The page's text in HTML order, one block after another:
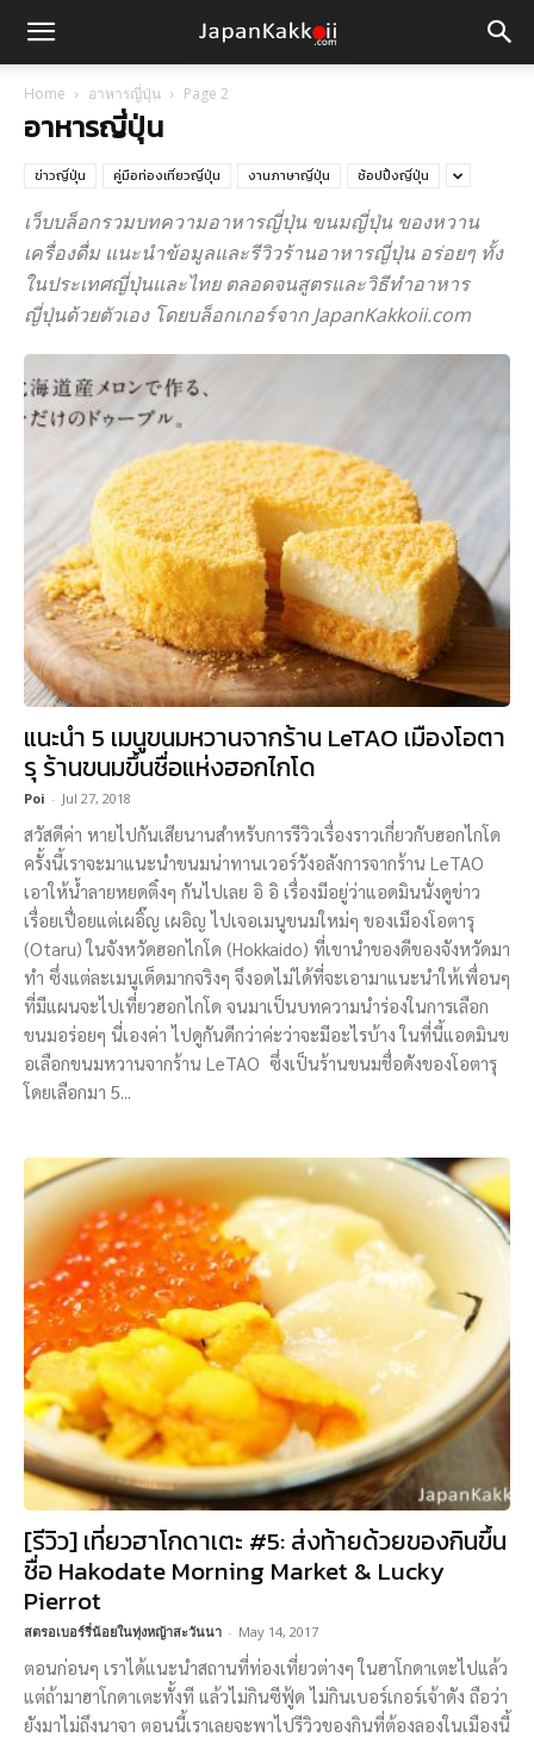
Home อาหารญี่ปุ่น Page 2
อาหารญี่ปุ่น
ข่าวญี่ปุ่น คู่มือท่องเที่ยวญี่ปุ่น งานภาษาญี่ปุ่น ช้อปปิ้งญี่ปุ่น
เว็บบล็อกรวมบทความอาหารญี่ปุ่น ขนมญี่ปุ่น ของหวาน
เครื่องดื่ม แนะนำข้อมูลและรีวิวร้านอาหารญี่ปุ่น อร่อยๆ ทั้ง
ในประเทศญี่ปุ่นและไทย ตลอดจนสูตรและวิธีทำอาหาร
ญี่ปุ่นด้วยตัวเอง โดยบล็อกเกอร์จาก JapanKakkoii.com
แนะนำ 5 เมนูขนมหวานจากร้าน LeTAO เมืองโอตา
รุ ร้านขนมขึ้นชื่อแห่งฮอกไกโด
Poi - Jul 27, 2018
สวัสดีค่า หายไปกันเสียนานสำหรับการรีวิวเรื่องราวเกี่ยวกับฮอกไกโด
ครั้งนี้เราจะมาแนะนำขนมน่าทานเวอร์วังอลังการจากร้าน LeTAO
เอาให้น้ำลายหยดติ๋งๆ กันไปเลย อิ อิ เรื่องมีอยู่ว่าแอดมินนั่งดูข่าว
เรื่อยเปื่อยแต่เผอิ๊ญ เผอิญ ไปเจอเมนูขนมใหม่ๆ ของเมืองโอตารุ
(Otaru) ในจังหวัดฮอกไกโด (Hokkaido) ที่เขานำของดีของจังหวัดมา
ทำ ซึ่งแต่ละเมนูเด็ดมากจริงๆ จึงอดไม่ได้ที่จะเอามาแนะนำให้เพื่อนๆ
ที่มีแผนจะไปเที่ยวฮอกไกโด จนมาเป็นบทความนำร่องในการเลือก
ขนมอร่อยๆ นี่เองค่า ไปดูกันดีกว่าค่ะว่าจะมีอะไรบ้าง ในที่นี้แอดมินข
อเลือกขนมหวานจากร้าน LeTAO ซึ่งเป็นร้านขนมชื่อดังของโอตารุ
โดยเลือกมา 5...
[รีวิว] เที่ยวฮาโกดาเตะ #5: ส่งท้ายด้วยของกินขึ้น
ชื่อ Hakodate Morning Market & Lucky
Pierrot
สตรอเบอร์รี่น้อยในทุ่งหญ้าสะวันนา - May 14, 2017
ตอนก่อนๆ เราได้แนะนำสถานที่ท่องเที่ยวต่างๆ ในฮาโกดาเตะไปแล้ว
แต่ถ้ามาฮาโกดาเตะทั้งที แล้วไม่กินซีฟู้ด ไม่กินเบอร์เกอร์เจ้าดัง ถือว่า
ยังมาไม่ถึงนาจา ตอนนี้เราเลยจะพาไปรีวิวของกินที่ต้องลองในเมืองนี้